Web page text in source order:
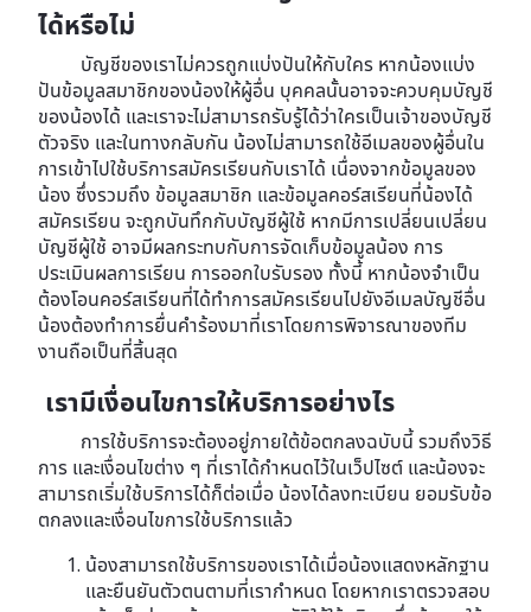
ได้หรือไม่
บัญชีของเราไม่ควรถูกแบ่งปันให้กับใคร หากน้องแบ่ง
ปันข้อมูลสมาชิกของน้องให้ผู้อื่น บุคคลนั้นอาจจะควบคุมบัญชี
ของน้องได้ และเราจะไม่สามารถรับรู้ได้ว่าใครเป็นเจ้าของบัญชี
ตัวจริง และในทางกลับกัน น้องไม่สามารถใช้อีเมลของผู้อื่นใน
การเข้าไปใช้บริการสมัครเรียนกับเราได้ เนื่องจากข้อมูลของ
น้อง ซึ่งรวมถึง ข้อมูลสมาชิก และข้อมูลคอร์สเรียนที่น้องได้
สมัครเรียน จะถูกบันทึกกับบัญชีผู้ใช้ หากมีการเปลี่ยนเปลี่ยน
บัญชีผู้ใช้ อาจมีผลกระทบกับการจัดเก็บข้อมูลน้อง การ
ประเมินผลการเรียน การออกใบรับรอง ทั้งนี้ หากน้องจำเป็น
ต้องโอนคอร์สเรียนที่ได้ทำการสมัครเรียนไปยังอีเมลบัญชีอื่น
น้องต้องทำการยื่นคำร้องมาที่เราโดยการพิจารณาของทีม
งานถือเป็นที่สิ้นสุด
เรามีเงื่อนไขการให้บริการอย่างไร
การใช้บริการจะต้องอยู่ภายใต้ข้อตกลงฉบับนี้ รวมถึงวิธี
การ และเงื่อนไขต่าง ๆ ที่เราได้กำหนดไว้ในเว็ปไซต์ และน้องจะ
สามารถเริ่มใช้บริการได้ก็ต่อเมื่อ น้องได้ลงทะเบียน ยอมรับข้อ
ตกลงและเงื่อนไขการใช้บริการแล้ว
น้องสามารถใช้บริการของเราได้เมื่อน้องแสดงหลักฐาน
และยืนยันตัวตนตามที่เรากำหนด โดยหากเราตรวจสอบ